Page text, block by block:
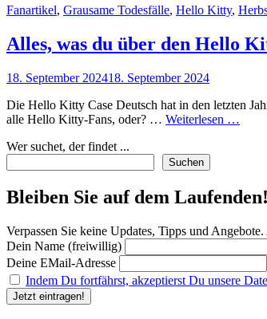
Cat
Fanartikel, Grausame Todesfälle, Hello Kitty,
Alles, was du über den Hello
Posted
18. September 202418. September 2024
Die Hello Kitty Case Deutsch hat in den letzten
alle Hello Kitty-Fans, oder? … Weiterlesen …
Hello
Kitty
Wer suchet, der findet ...
Suchen
Bleiben Sie auf dem Laufenden!
Verpassen Sie keine Updates, Tipps und
Dein Name (freiwillig)
Deine EMail-Adresse
Indem Du fortfährst, akzeptierst Du unsere